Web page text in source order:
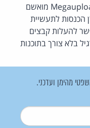
על פי כתב האישום שהוגש בווירג'יניה, Megaupload מואשם
הכנסות לתעשיית
להעלות קבצים
בלא צורך בתוכנות
מהימן ועדכני.